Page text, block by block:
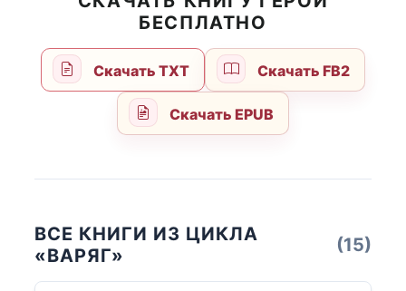
БЕСПЛАТНО
Скачать TXT Скачать FB2
Скачать EPUB
ВСЕ КНИГИ ИЗ ЦИКЛА
«ВАРЯГ»
(15)